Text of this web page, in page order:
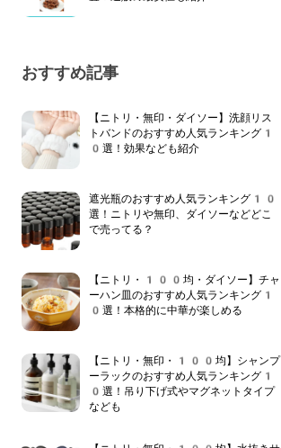
おすすめ記事
【ニトリ・無印・ダイソー】洗顔リス
トバンドのおすすめ人気ランキング1
0選！効果なども紹介
遮光瓶のおすすめ人気ランキング10
選！ニトリや無印、ダイソーなどどこ
で売ってる？
【ニトリ・100均・ダイソー】チャ
ーハン皿のおすすめ人気ランキング1
0選！本格的に中華が楽しめる
【ニトリ・無印・100均】シャンプ
ーラックのおすすめ人気ランキング1
0選！吊り下げ式やマグネットタイプ
なども